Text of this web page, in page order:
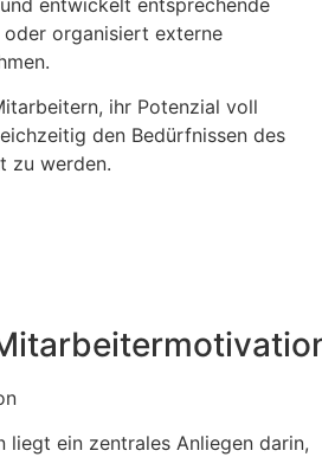
entwickelt entsprechende
organisiert externe
ihr Potenzial voll
den Bedürfnissen des
zu werden.
liegt ein zentrales Anliegen darin,